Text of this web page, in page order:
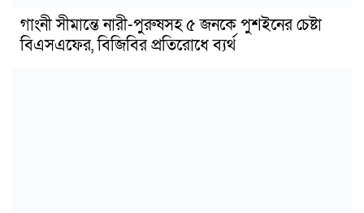
গাংনী সীমান্তে নারী-পুরুষসহ ৫ জনকে পুশইনের চেষ্টা
বিএসএফের, বিজিবির প্রতিরোধে ব্যর্থ